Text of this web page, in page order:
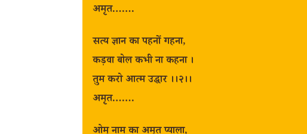
अमृत…….
सत्य ज्ञान का पहनों गहना,
कड़वा बोल कभी ना कहना ।
तुम करो आत्म उद्धार ।।२।।
अमृत…….